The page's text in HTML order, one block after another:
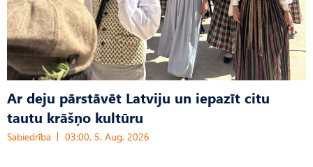
Ar deju pārstāvēt Latviju un iepazīt citu
tautu krāšņo kultūru
Sabiedrība 03:00, 5. Aug, 2026